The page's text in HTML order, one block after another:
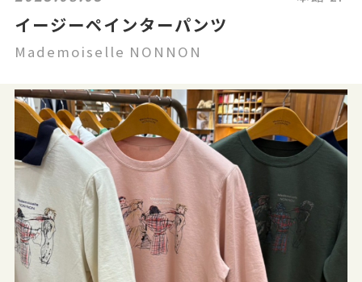
イージーペインターパンツ
Mademoiselle NONNON